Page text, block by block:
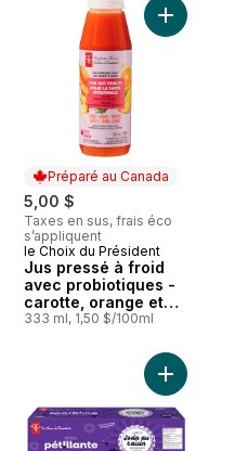
pétillante aux arômes de
Préparé au Canada
5,00 $
Taxes en sus, frais éco
s’appliquent
Préparé au Canada
le Choix du Président
Jus pressé à froid
avec probiotiques -
carotte, orange et
ananas
333 ml, 1,50 $/100ml
Ajouter
à base d'eau Ajouter